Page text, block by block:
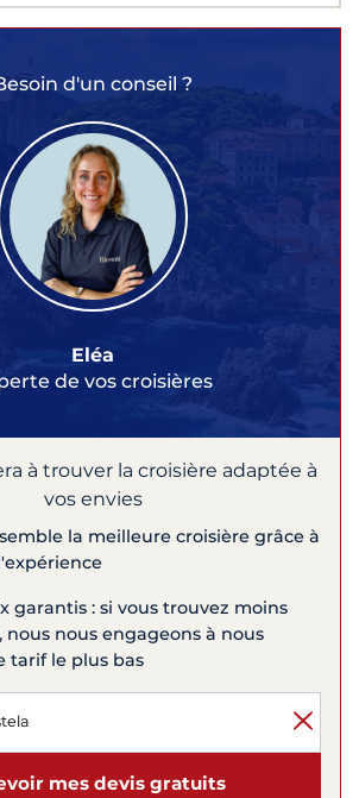
d'un conseil ?
Eléa
de vos croisières
à trouver la croisière adaptée à
vos envies
la meilleure croisière grâce à
garantis : si vous trouvez moins
nous nous engageons à nous
tarif le plus bas
mes devis gratuits